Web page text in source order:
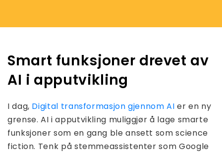
Smart funksjoner drevet av
AI i apputvikling
I dag, Digital transformasjon gjennom AI er en ny
grense. AI i apputvikling muliggjør å lage smarte
funksjoner som en gang ble ansett som science
fiction. Tenk på stemmeassistenter som Google